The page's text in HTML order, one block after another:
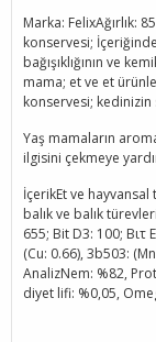
Marka: FelixAğırlık:
konservesi;
bağışıklığının ve
mama; et ve et
konservesi; kedinizin
Yaş mamaların
ilgisini çekmeye
İçerikEt ve
balık ve balık
655; Bit D3: 100; Βιτ
(Cu: 0.66), 3b503:
AnalizNem: %82,
diyet lifi: %0,05,